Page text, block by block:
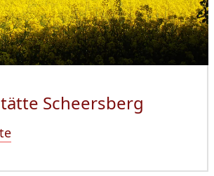
Scheersberg